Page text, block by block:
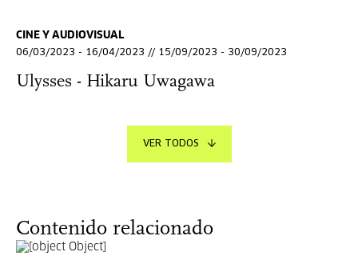
CINE Y AUDIOVISUAL
06/03/2023 - 16/04/2023 // 15/09/2023 - 30/09/2023
Ulysses - Hikaru Uwagawa
VER TODOS
Contenido relacionado